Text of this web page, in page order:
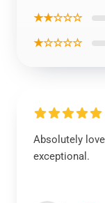
★★☆☆☆
★☆☆☆☆
Absolutely
exceptional.